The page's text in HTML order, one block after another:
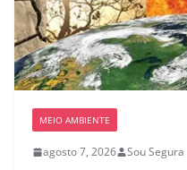
MEIO AMBIENTE
agosto 7, 2026 Sou Segura